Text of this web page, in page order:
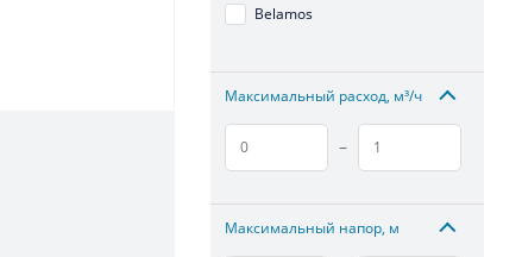
Belamos
Максимальный расход, м³/ч
–
Максимальный напор, м